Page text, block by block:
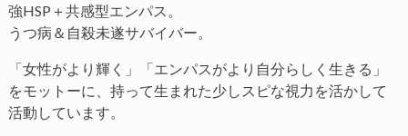
強HSP＋共感型エンパス。
うつ病＆自殺未遂サバイバー。
「女性がより輝く」「エンパスがより自分らしく生きる」
をモットーに、持って生まれた少しスピな視力を活かして
活動しています。